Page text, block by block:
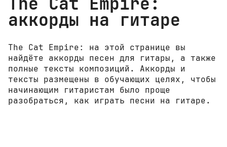
аккорды на гитаре
The Cat Empire: на этой странице вы
найдёте аккорды песен для гитары, а также
полные тексты композиций. Аккорды и
тексты размещены в обучающих целях, чтобы
начинающим гитаристам было проще
разобраться, как играть песни на гитаре.